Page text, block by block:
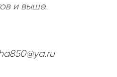
и выше.